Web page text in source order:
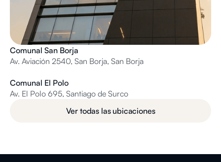
Comunal San Borja
Av. Aviación 2540, San Borja, San Borja
Comunal El Polo
Av. El Polo 695, Santiago de Surco
Ver todas las ubicaciones